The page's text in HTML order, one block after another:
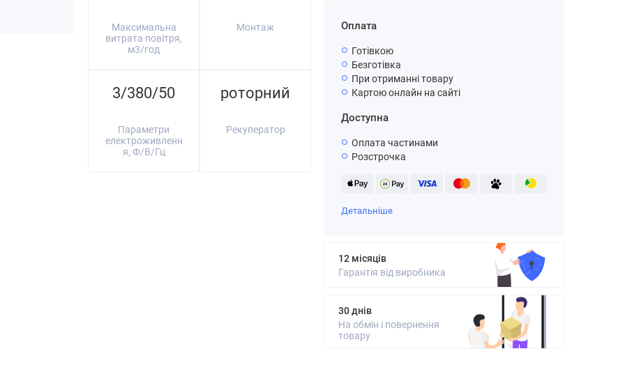
Максимальна
витрата повітря,
м3/год
Монтаж
3/380/50
Параметри
електроживленн
я, Ф/В/Гц
роторний
Рекуператор
Оплата
Готівкою
Безготівка
При отриманні товару
Картою онлайн на сайті
Доступна
Оплата частинами
Розстрочка
Детальніше
12 місяців
Гарантія від виробника
30 днів
На обмін і повернення
товару